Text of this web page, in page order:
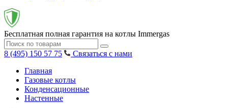
Бесплатная полная гарантия на котлы Immergas
8 (495) 150 57 75
Связаться с нами
Главная
Газовые котлы
Конденсационные
Настенные